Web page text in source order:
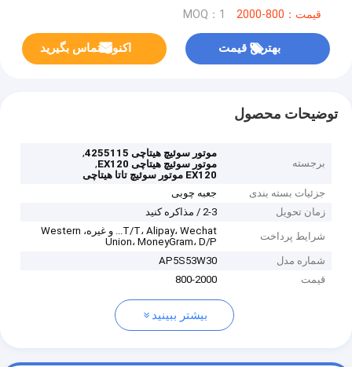
قیمت：800-2000 MOQ：1
بهترین قیمت اکنون تماس بگیرید
توضیحات محصول
برجسته
موتور سوئیچ هیتاچی 4255115
,
موتور سوئیچ هیتاچی EX120
,
EX120 موتور سوئیچ تاتا هیتاچی
جزئیات بسته بندی
جعبه چوبی
زمان تحویل
2-3 / مذاکره کنید
شرایط پرداخت
T/T، Alipay، Wechat... و غیره، Western
Union، MoneyGram، D/P
شماره مدل
AP5S53W30
قیمت
800-2000
بیشتر ببینید